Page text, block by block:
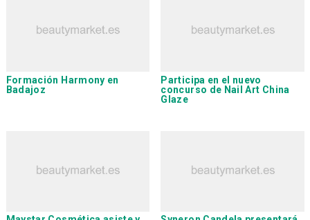
Formación Harmony en
Badajoz
Participa en el nuevo
concurso de Nail Art China
Glaze